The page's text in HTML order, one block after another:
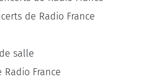
de Radio France
salle
Radio France